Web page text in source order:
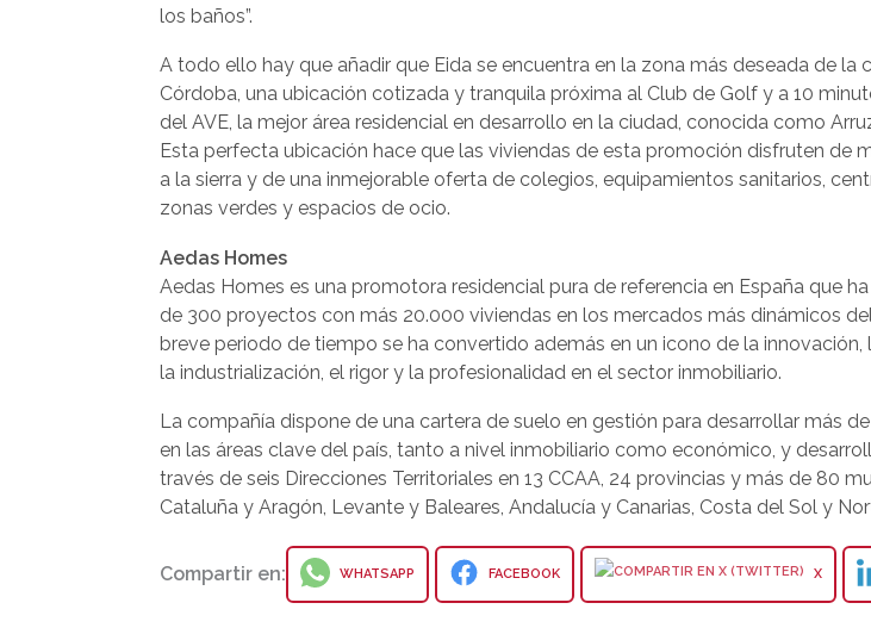
los baños”.
A todo ello hay que añadir que Eida se encuentra en la zona más deseada de la
Córdoba, una ubicación cotizada y tranquila próxima al Club de Golf y a 10
del AVE, la mejor área residencial en desarrollo en la ciudad, conocida como
Esta perfecta ubicación hace que las viviendas de esta promoción disfruten de
a la sierra y de una inmejorable oferta de colegios, equipamientos sanitarios,
zonas verdes y espacios de ocio.
Aedas Homes
Aedas Homes es una promotora residencial pura de referencia en España que
de 300 proyectos con más 20.000 viviendas en los mercados más dinámicos
breve periodo de tiempo se ha convertido además en un icono de la innovación,
la industrialización, el rigor y la profesionalidad en el sector inmobiliario.
La compañía dispone de una cartera de suelo en gestión para desarrollar más
en las áreas clave del país, tanto a nivel inmobiliario como económico, y
través de seis Direcciones Territoriales en 13 CCAA, 24 provincias y más de 80
Cataluña y Aragón, Levante y Baleares, Andalucía y Canarias, Costa del Sol y
Compartir en: WHATSAPP FACEBOOK X